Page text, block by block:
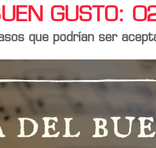
que podrían ser